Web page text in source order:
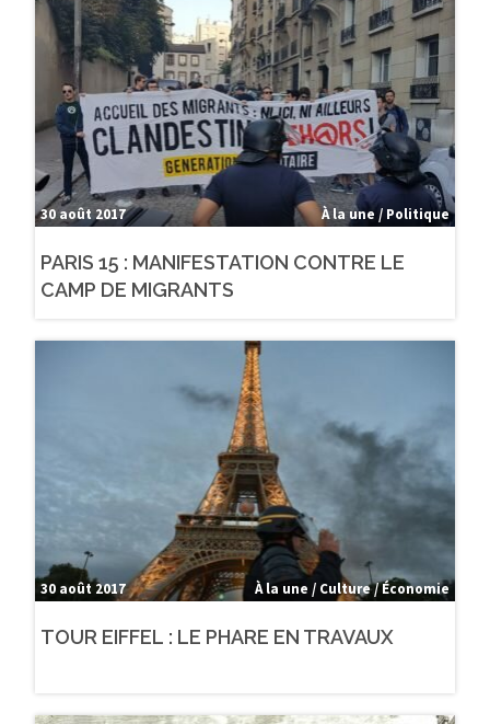
30 août 2017 À la une / Politique
PARIS 15 : MANIFESTATION CONTRE LE
CAMP DE MIGRANTS
30 août 2017 À la une / Culture / Économie
TOUR EIFFEL : LE PHARE EN TRAVAUX